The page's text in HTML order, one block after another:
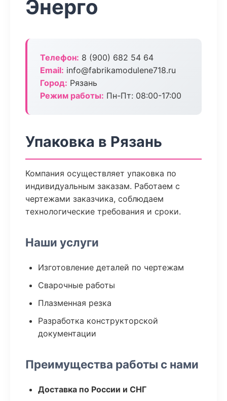
Энерго
Телефон: 8 (900) 682 54 64
Email: info@fabrikamodulene718.ru
Город: Рязань
Режим работы: Пн-Пт: 08:00-17:00
Упаковка в Рязань
Компания осуществляет упаковка по
индивидуальным заказам. Работаем с
чертежами заказчика, соблюдаем
технологические требования и сроки.
Наши услуги
Изготовление деталей по чертежам
Сварочные работы
Плазменная резка
Разработка конструкторской
документации
Преимущества работы с нами
Доставка по России и СНГ